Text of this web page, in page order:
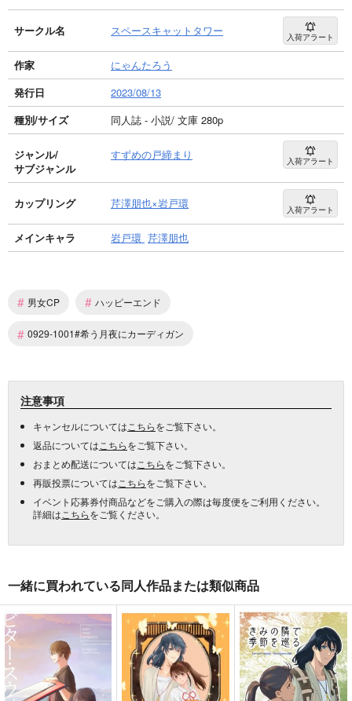
サークル名 スペースキャットタワー 入荷アラート
作家
にゃんたろう
発行日
2023/08/13
種別/サイズ
同人誌 - 小説/ 文庫 280p
ジャンル/
サブジャンル
すずめの戸締まり 入荷アラート
カップリング 芹澤朋也×岩戸環 入荷アラート
メインキャラ 岩戸環 芹澤朋也
# 男女CP # ハッピーエンド
# 0929-1001#希う月夜にカーディガン
注意事項
キャンセルについては こちらをご覧下さい。
返品については こちらをご覧下さい。
おまとめ配送については こちらをご覧下さい。
再販投票については こちらをご覧下さい。
イベント応募券付商品などをご購入の際は毎度便をご利用ください。
詳細は こちらをご覧ください。
一緒に買われている同人作品または類似商品